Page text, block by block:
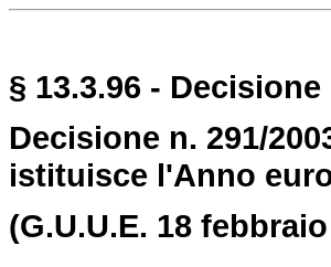
§ 13.3.96 -
Decisione n. 291/
istituisce l'Anno
(G.U.U.E. 18